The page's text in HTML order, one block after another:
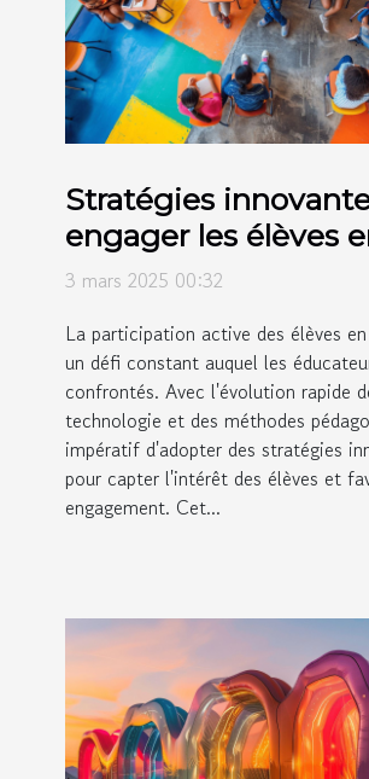
Stratégies
engager les élèves
classe
3 mars 2025 00:32
La participation active des élèves
un défi constant auquel les
confrontés. Avec l'évolution rapide
technologie et des méthodes
impératif d'adopter des stratégies
pour capter l'intérêt des élèves et
engagement. Cet...